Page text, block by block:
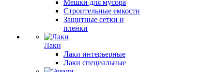
Мешки для мусора
Строительные емкости
Защитные сетки и
пленки
Лаки
Лаки интерьерные
Лаки специальные